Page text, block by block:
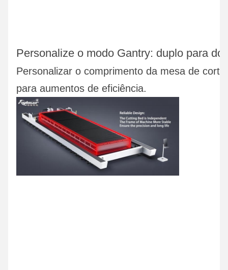
Personalize o modo Gantry: duplo para
Personalizar o comprimento da mesa de
para aumentos de eficiência.